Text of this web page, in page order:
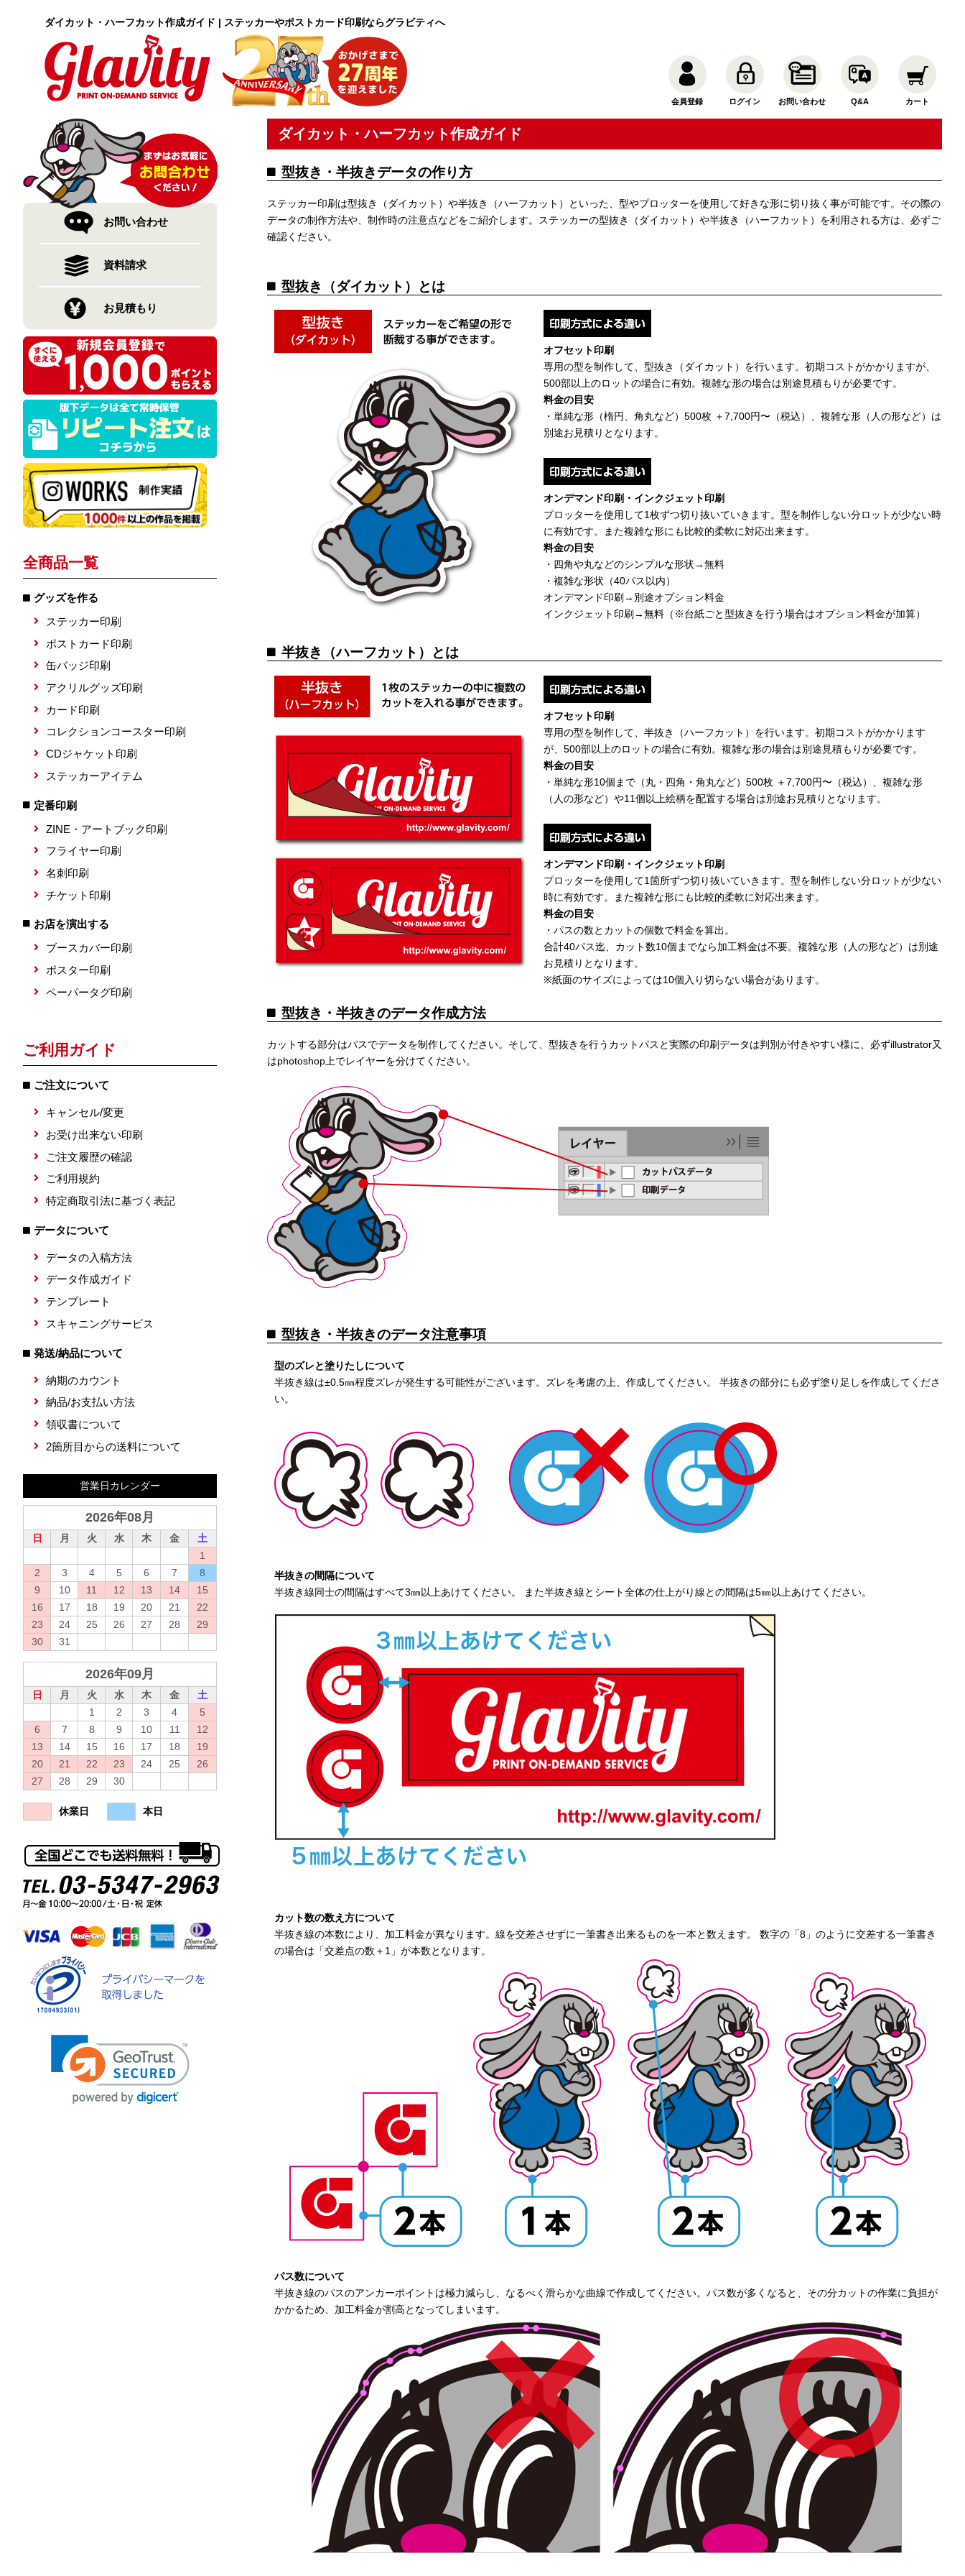
ダイカット・ハーフカット作成ガイド | ステッカーやポストカード印刷ならグラビティへ
会員登録 ログイン お問い合わせ Q&A カート
お問い合わせ
資料請求
お見積もり
全商品一覧
グッズを作る
ステッカー印刷
ポストカード印刷
缶バッジ印刷
アクリルグッズ印刷
カード印刷
コレクションコースター印刷
CDジャケット印刷
ステッカーアイテム
定番印刷
ZINE・アートブック印刷
フライヤー印刷
名刺印刷
チケット印刷
お店を演出する
ブースカバー印刷
ポスター印刷
ペーパータグ印刷
ご利用ガイド
ご注文について
キャンセル/変更
お受け出来ない印刷
ご注文履歴の確認
ご利用規約
特定商取引法に基づく表記
データについて
データの入稿方法
データ作成ガイド
テンプレート
スキャニングサービス
発送/納品について
納期のカウント
納品/お支払い方法
領収書について
2箇所目からの送料について
営業日カレンダー
2026年08月
日 月 火 水 木 金
土
1
2
3 4 5 6 7
8
9
10 11 12 13 14
15
16
17 18 19 20 21
22
23
24 25 26 27 28
29
30
31
2026年09月
日 月 火 水 木 金
土
1
2 3 4
5
6
7 8 9 10 11
12
13
14 15 16 17 18
19
20
21 22 23 24 25
26
27
28 29 30
休業日 本日
ダイカット・ハーフカット作成ガイド
型抜き・半抜きデータの作り方
ステッカー印刷は型抜き（ダイカット）や半抜き（ハーフカット）といった、型やプロッターを使用して好きな形に切り抜く事が可能です。その際の
データの制作方法や、制作時の注意点などをご紹介します。ステッカーの型抜き（ダイカット）や半抜き（ハーフカット）を利用される方は、必ずご
確認ください。
型抜き（ダイカット）とは
オフセット印刷
専用の型を制作して、型抜き（ダイカット）を行います。初期コストがかかりますが、
500部以上のロットの場合に有効。複雑な形の場合は別途見積もりが必要です。
料金の目安
・単純な形（楕円、角丸など）500枚 ＋7,700円〜（税込）、複雑な形（人の形など）は
別途お見積りとなります。
オンデマンド印刷・インクジェット印刷
プロッターを使用して1枚ずつ切り抜いていきます。型を制作しない分ロットが少ない時
に有効です。また複雑な形にも比較的柔軟に対応出来ます。
料金の目安
・四角や丸などのシンプルな形状→無料
・複雑な形状（40パス以内）
オンデマンド印刷→別途オプション料金
インクジェット印刷→無料（※台紙ごと型抜きを行う場合はオプション料金が加算）
半抜き（ハーフカット）とは
オフセット印刷
専用の型を制作して、半抜き（ハーフカット）を行います。初期コストがかかります
が、500部以上のロットの場合に有効。複雑な形の場合は別途見積もりが必要です。
料金の目安
・単純な形10個まで（丸・四角・角丸など）500枚 ＋7,700円〜（税込）、複雑な形
（人の形など）や11個以上絵柄を配置する場合は別途お見積りとなります。
オンデマンド印刷・インクジェット印刷
プロッターを使用して1箇所ずつ切り抜いていきます。型を制作しない分ロットが少ない
時に有効です。また複雑な形にも比較的柔軟に対応出来ます。
料金の目安
・パスの数とカットの個数で料金を算出。
合計40パス迄、カット数10個までなら加工料金は不要。複雑な形（人の形など）は別途
お見積りとなります。
※紙面のサイズによっては10個入り切らない場合があります。
型抜き・半抜きのデータ作成方法
カットする部分はパスでデータを制作してください。そして、型抜きを行うカットパスと実際の印刷データは判別が付きやすい様に、必ずillustrator又
はphotoshop上でレイヤーを分けてください。
型抜き・半抜きのデータ注意事項
型のズレと塗りたしについて
半抜き線は±0.5㎜程度ズレが発生する可能性がございます。ズレを考慮の上、作成してください。 半抜きの部分にも必ず塗り足しを作成してくださ
い。
半抜きの間隔について
半抜き線同士の間隔はすべて3㎜以上あけてください。 また半抜き線とシート全体の仕上がり線との間隔は5㎜以上あけてください。
カット数の数え方について
半抜き線の本数により、加工料金が異なります。線を交差させずに一筆書き出来るものを一本と数えます。 数字の「8」のように交差する一筆書き
の場合は「交差点の数＋1」が本数となります。
パス数について
半抜き線のパスのアンカーポイントは極力減らし、なるべく滑らかな曲線で作成してください。パス数が多くなると、その分カットの作業に負担が
かかるため、加工料金が割高となってしまいます。